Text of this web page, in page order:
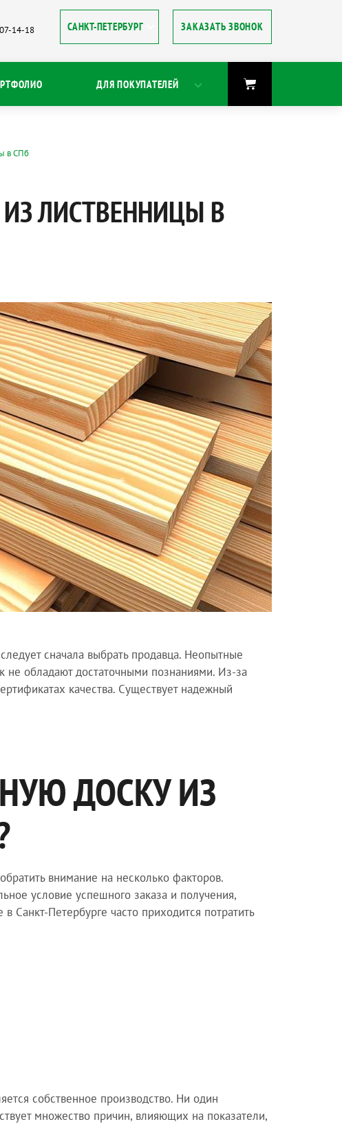
ЗАКАЗАТЬ ЗВОНОК
ДЛЯ ПОКУПАТЕЛЕЙ
14-18
в СПб
ЛИСТВЕННИЦЫ В
сначала выбрать продавца. Неопытные
не обладают достаточными познаниями. Из-за
качества. Существует надежный
ДОСКУ ИЗ
внимание на несколько факторов.
условие успешного заказа и получения,
Петербурге часто приходится потратить
собственное производство. Ни один
множество причин, влияющих на показатели,